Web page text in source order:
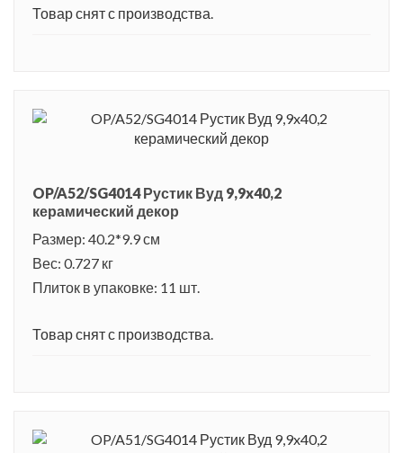
Товар снят с производства.
OP/A52/SG4014 Рустик Вуд 9,9x40,2
керамический декор
Размер: 40.2*9.9 см
Вес: 0.727 кг
Плиток в упаковке: 11 шт.
Товар снят с производства.